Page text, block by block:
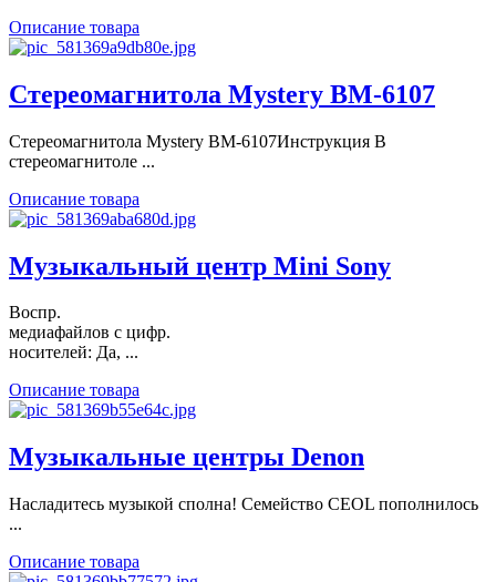
Описание товара
Стереомагнитола Mystery BM-6107
Стереомагнитола Mystery BM-6107Инструкция В
стереомагнитоле ...
Описание товара
Музыкальный центр Mini Sony
Воспр.
медиафайлов с цифр.
носителей: Да, ...
Описание товара
Музыкальные центры Denon
Насладитесь музыкой сполна! Семейство CEOL пополнилось
...
Описание товара